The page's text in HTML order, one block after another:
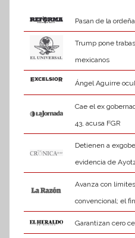
Pasan de la
Trump pone
mexicanos
Ángel Aguirre
Cae el ex
43, acusa FGR
Detienen a
evidencia de
Avanza con
convencional; el
Garantizan cero